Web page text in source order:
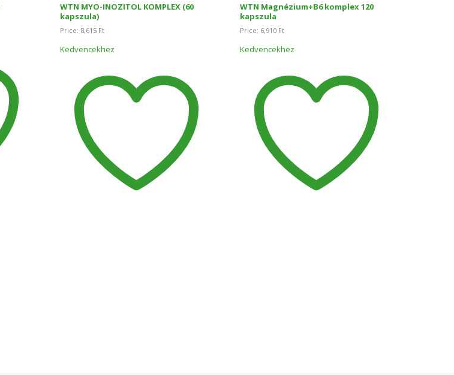
WTN MYO-INOZITOL KOMPLEX (60
kapszula)
Price: 8,615 Ft
Kedvencekhez
WTN Magnézium+B6 komplex 120
kapszula
Price: 6,910 Ft
Kedvencekhez